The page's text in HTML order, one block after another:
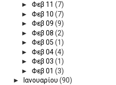
► Φεβ 11 (7)
► Φεβ 10 (7)
► Φεβ 09 (9)
► Φεβ 08 (2)
► Φεβ 05 (1)
► Φεβ 04(4)
► Φεβ 03 (1)
► Φεβ 01 (3)
►
Ιανουαρίου (90)